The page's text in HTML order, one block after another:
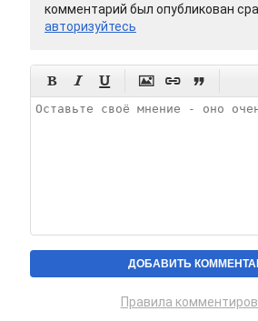
комментарий был опубликован
авторизуйтесь
     
Правила